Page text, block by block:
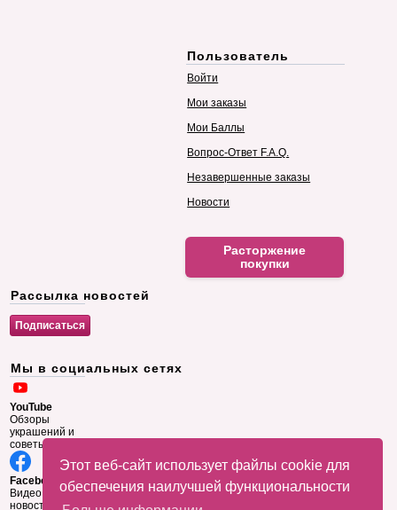
Этот веб-сайт использует файлы cookie для
обеспечения наилучшей функциональности
Пользователь
Войти
Мои заказы
Мои Баллы
Вопрос-Ответ F.A.Q.
Незавершенные заказы
Новости
Расторжение
покупки
Рассылка новостей
Мы в социальных сетях
YouTube
Обзоры
украшений и
советы
Facebook
Видео и
новости